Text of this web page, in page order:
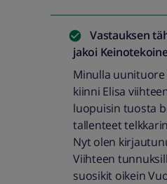
Vastauksen
jakoi
Minulla uunituore
kiinni Elisa
luopuisin tuosta
tallenteet
Nyt olen
Viihteen
suosikit oikein